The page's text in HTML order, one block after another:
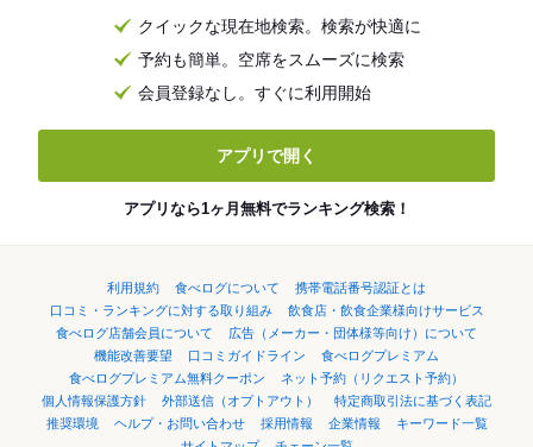
クイックな現在地検索。検索が快適に
予約も簡単。空席をスムーズに検索
会員登録なし。すぐに利用開始
アプリで開く
アプリなら1ヶ月無料でランキング検索！
利用規約 食べログについて
携帯電話番号認証とは
口コミ・ランキングに対する取り組み
飲食店・飲食企業様向けサービス
食べログ店舗会員について
広告（メーカー・団体様等向け）について
機能改善要望
口コミガイドライン
食べログプレミアム
食べログプレミアム無料クーポン
ネット予約（リクエスト予約）
個人情報保護方針
外部送信（オプトアウト）
特定商取引法に基づく表記
推奨環境
ヘルプ・お問い合わせ 採用情報 企業情報
キーワード一覧